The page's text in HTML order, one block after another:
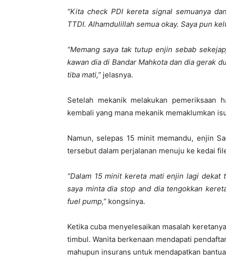
“Kita check PDI kereta signal semuanya
TTDI. Alhamdulillah semua okay. Saya pun
“Memang saya tak tutup enjin sebab
kawan dia di Bandar Mahkota dan dia gerak
tiba mati,” jelasnya.
Setelah mekanik melakukan
kembali yang mana mekanik memaklumkan
Namun, selepas 15 minit memandu, enjin
tersebut dalam perjalanan menuju ke kedai
“Dalam 15 minit kereta mati enjin lagi
saya minta dia stop and dia tengokkan
fuel pump,” kongsinya.
Ketika cuba menyelesaikan masalah
timbul. Wanita berkenaan mendapati
mahupun insurans untuk mendapatkan